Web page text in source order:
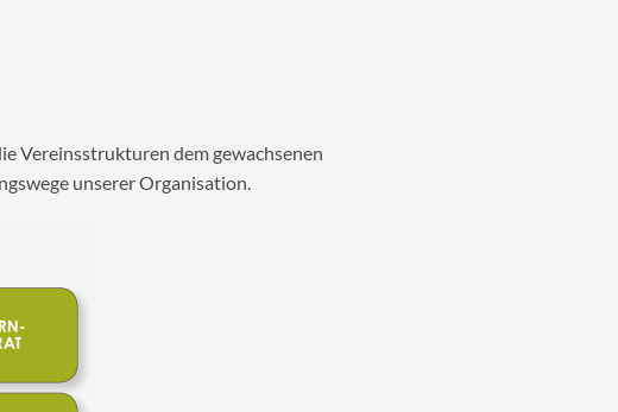
Vereinsstrukturen dem gewachsenen
unserer Organisation.